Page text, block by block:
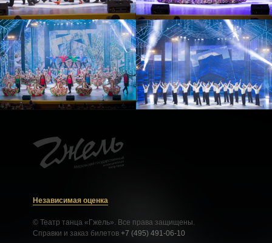
Независимая оценка
© Театр танца «Гжель». Все права защищены.
Справки и заказ билетов +7 (495) 491-06-10